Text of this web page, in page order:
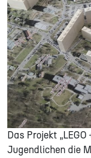
Das Projekt
Jugendlichen die